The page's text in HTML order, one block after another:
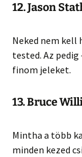
12. Jason
Neked nem kell
tested. Az pedig
finom jeleket.
13. Bruce
Mintha a több
minden kezed